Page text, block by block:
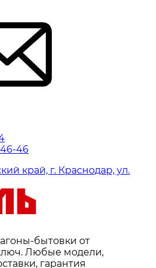
46-46
край, г. Краснодар, ул.
бытовки от
Любые модели,
гарантия